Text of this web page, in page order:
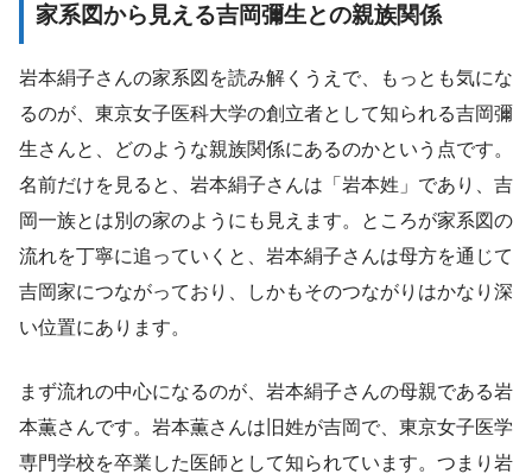
家系図から見える吉岡彌生との親族関係
岩本絹子さんの家系図を読み解くうえで、もっとも気にな
るのが、東京女子医科大学の創立者として知られる吉岡彌
生さんと、どのような親族関係にあるのかという点です。
名前だけを見ると、岩本絹子さんは「岩本姓」であり、吉
岡一族とは別の家のようにも見えます。ところが家系図の
流れを丁寧に追っていくと、岩本絹子さんは母方を通じて
吉岡家につながっており、しかもそのつながりはかなり深
い位置にあります。
まず流れの中心になるのが、岩本絹子さんの母親である岩
本薫さんです。岩本薫さんは旧姓が吉岡で、東京女子医学
専門学校を卒業した医師として知られています。つまり岩